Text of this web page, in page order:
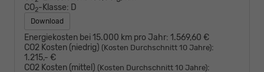
CO2-Klasse: D
Download
Energiekosten bei 15.000 km pro Jahr: 1.569,60 €
CO2 Kosten (niedrig) (Kosten Durchschnitt 10 Jahre):
1.215,- €
CO2 Kosten (mittel) (Kosten Durchschnitt 10 Jahre):